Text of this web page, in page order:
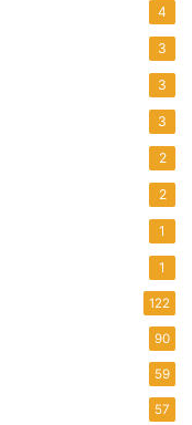
4
3
3
3
2
2
1
1
122
90
59
57